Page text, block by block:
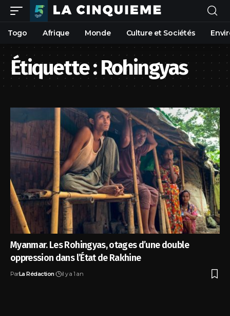
Togo Afrique Monde Culture et Sociétés
Étiquette :Rohingyas
Myanmar. Les Rohingyas, otages d’une double
oppression dans l’État de Rakhine
ParLa Rédaction il y a 1 an